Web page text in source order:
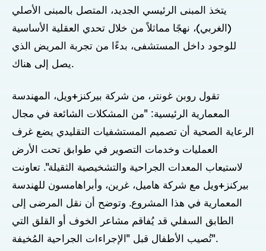
يتخذ المبنى الرئيسي الجديد، المتصل بالمبنى الأصلي
(الغربي)، نهجًا مماثلاً من خلال تحدي العقلية الأساسية
للوجود داخل المستشفى، بدءًا من تجربة المريض الذي
يصل إلى هناك.
تقول روبن غونتر، من شركة بيركنز+ويل، المهندسة
المعمارية الرئيسية: "من المشكلات الشائعة في مجال
الرعاية الصحية أن تصميم المستشفيات التقليدي يضع غرف
العمليات وخدمات التصوير في طوابق تحت الأرض
لاستيعاب المعدات الجراحية والتشخيصية الثقيلة". تعاونت
بيركنز+ويل مع شركة هاميل، غرين، وأبراهامسون للهندسة
المعمارية في هذا المشروع. وتوضح أن نقل المرضى إلى
الطابق السفلي قد يُفاقم مشاعر الخوف أو القلق التي
تُصيب الأطفال قبل "الإجراءات الجراحية المُخيفة".